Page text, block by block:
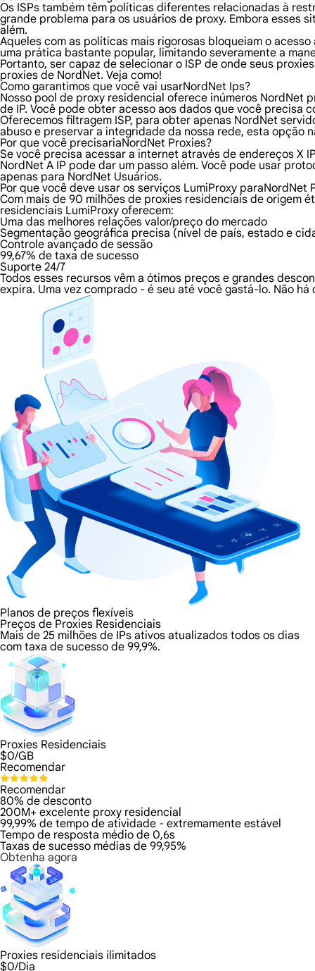
Os ISPs também têm políticas diferentes relacionadas à
grande problema para os usuários de proxy. Embora esses
além.
Aqueles com as políticas mais rigorosas bloqueiam o
uma prática bastante popular, limitando severamente a
Portanto, ser capaz de selecionar o ISP de onde seus
proxies de NordNet. Veja como!
Como garantimos que você vai usarNordNet Ips?
Nosso pool de proxy residencial oferece inúmeros NordNet
de IP. Você pode obter acesso aos dados que você precisa
Oferecemos filtragem ISP, para obter apenas NordNet
abuso e preservar a integridade da nossa rede, esta opção
Por que você precisariaNordNet Proxies?
Se você precisa acessar a internet através de endereços X
NordNet A IP pode dar um passo além. Você pode usar
apenas para NordNet Usuários.
Por que você deve usar os serviços LumiProxy paraNordNet
Com mais de 90 milhões de proxies residenciais de origem
residenciais LumiProxy oferecem:
Uma das melhores relações valor/preço do mercado
Segmentação geográfica precisa (nível de país, estado e
Controle avançado de sessão
99,67% de taxa de sucesso
Suporte 24/7
Todos esses recursos vêm a ótimos preços e grandes
expira. Uma vez comprado - é seu até você gastá-lo. Não
Planos de preços flexíveis
Preços de Proxies Residenciais
Mais de 25 milhões de IPs ativos atualizados todos os dias
com taxa de sucesso de 99,9%.
Proxies Residenciais
$0/GB
Recomendar
Recomendar
80% de desconto
200M+ excelente proxy residencial
99,99% de tempo de atividade - extremamente estável
Tempo de resposta médio de 0,6s
Taxas de sucesso médias de 99,95%
Obtenha agora
Proxies residenciais ilimitados
$0/Dia